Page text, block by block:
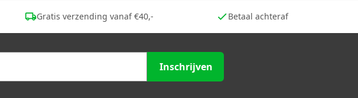
Gratis verzending vanaf €40,- Betaal achteraf
Inschrijven